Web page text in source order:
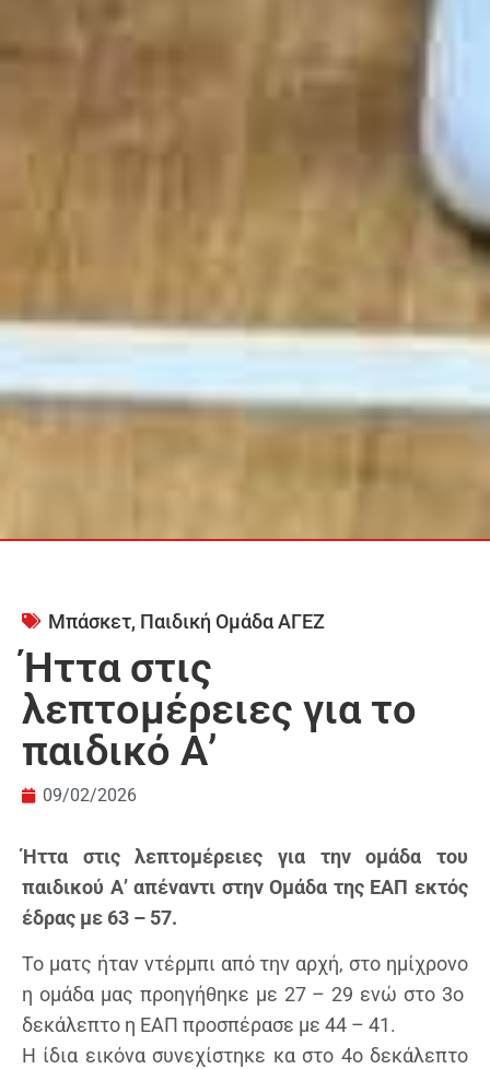
Μπάσκετ, Παιδική Ομάδα ΑΓΕΖ
Ήττα στις
λεπτομέρειες για το
παιδικό Α’
09/02/2026
Ήττα στις λεπτομέρειες για την ομάδα του
παιδικού Α’ απέναντι στην Ομάδα της ΕΑΠ εκτός
έδρας με 63 – 57.
Το ματς ήταν ντέρμπι από την αρχή, στο ημίχρονο
η ομάδα μας προηγήθηκε με 27 – 29 ενώ στο 3ο
δεκάλεπτο η ΕΑΠ προσπέρασε με 44 – 41.
Η ίδια εικόνα συνεχίστηκε κα στο 4ο δεκάλεπτο